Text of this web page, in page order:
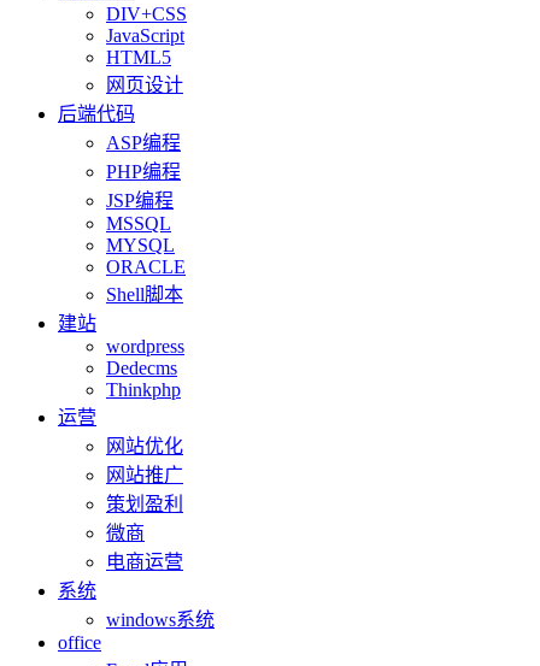
DIV+CSS
JavaScript
HTML5
网页设计
后端代码
ASP编程
PHP编程
JSP编程
MSSQL
MYSQL
ORACLE
Shell脚本
建站
wordpress
Dedecms
Thinkphp
运营
网站优化
网站推广
策划盈利
微商
电商运营
系统
windows系统
office